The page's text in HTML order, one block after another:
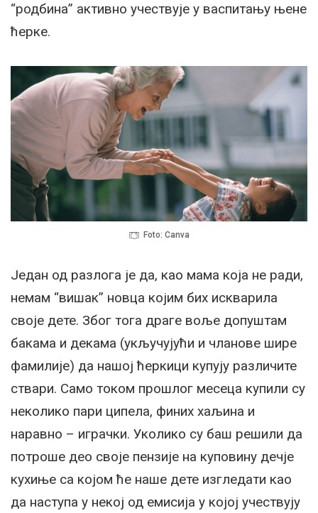
“родбина” активно учествује у васпитању њене
ћерке.
Foto: Canva
Један од разлога је да, као мама која не ради,
немам “вишак” новца којим бих искварила
своје дете. Због тога драге воље допуштам
бакама и декама (укључујући и чланове шире
фамилије) да нашој ћеркици купују различите
ствари. Само током прошлог месеца купили су
неколико пари ципела, финих хаљина и
наравно – играчки. Уколико су баш решили да
потроше део своје пензије на куповину дечје
кухиње са којом ће наше дете изгледати као
да наступа у некој од емисија у којој учествују